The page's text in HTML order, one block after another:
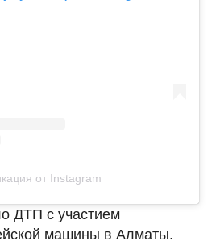
от Instagram
ДТП с участием
машины в Алматы.